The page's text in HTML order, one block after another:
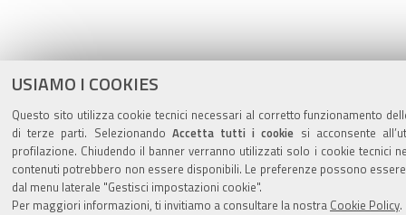
USIAMO I COOKIES
Questo sito utilizza cookie tecnici necessari al corretto funzionamento
di terze parti. Selezionando Accetta tutti i cookie si acconsente
profilazione. Chiudendo il banner verranno utilizzati solo i cookie tecnici
contenuti potrebbero non essere disponibili. Le preferenze possono
dal menu laterale "Gestisci impostazioni cookie".
Per maggiori informazioni, ti invitiamo a consultare la nostra Cookie Policy.